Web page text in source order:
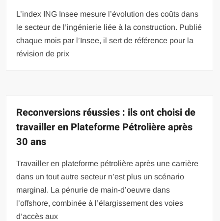
L’index ING Insee mesure l’évolution des coûts dans
le secteur de l’ingénierie liée à la construction. Publié
chaque mois par l’Insee, il sert de référence pour la
révision de prix
Reconversions réussies : ils ont choisi de
travailler en Plateforme Pétrolière après
30 ans
Travailler en plateforme pétrolière après une carrière
dans un tout autre secteur n’est plus un scénario
marginal. La pénurie de main-d’oeuvre dans
l’offshore, combinée à l’élargissement des voies
d’accès aux